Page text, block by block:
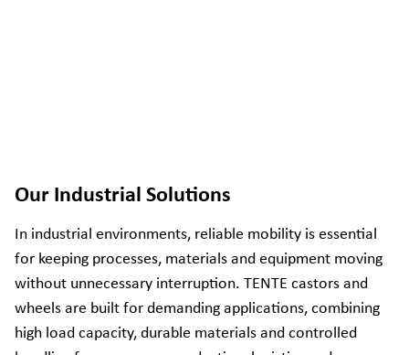
Our Industrial Solutions
In industrial environments, reliable mobility is essential
for keeping processes, materials and equipment moving
without unnecessary interruption. TENTE castors and
wheels are built for demanding applications, combining
high load capacity, durable materials and controlled